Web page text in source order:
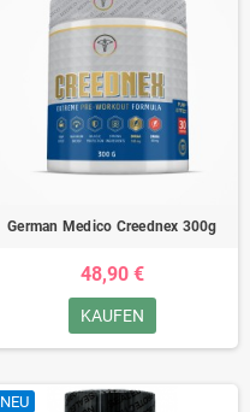
German Medico Creednex 300g
48,90 €
KAUFEN
NEU